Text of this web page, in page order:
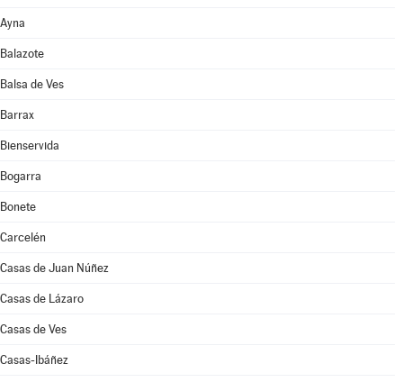
Ayna
Balazote
Balsa de Ves
Barrax
Bienservida
Bogarra
Bonete
Carcelén
Casas de Juan Núñez
Casas de Lázaro
Casas de Ves
Casas-Ibáñez